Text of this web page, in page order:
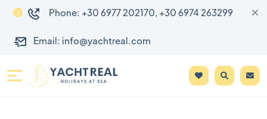
Phone: +30 6977 202170, +30 6974 263299
Email: info@yachtreal.com